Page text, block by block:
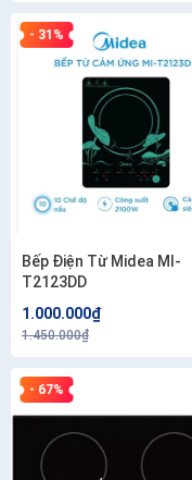
- 31%
Bếp Điện Từ Midea MI-
T2123DD
1.000.000₫
1.450.000₫
- 67%